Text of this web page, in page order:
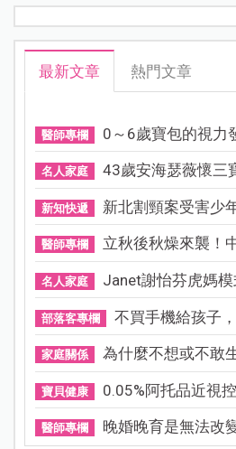
最新文章 熱門文章
醫師專欄 0～6歲寶包的視力
名人家庭 43歲安海瑟薇懷三
新知快遞 新北割頸案受害少
醫師專欄 立秋後秋燥來襲！
名人家庭 Janet謝怡芬虎媽
部落客專欄 不買手機給孩子
家庭關係 為什麼不想或不敢
寶貝健康 0.05%阿托品近視
醫師專欄 晚婚晚育是無法改